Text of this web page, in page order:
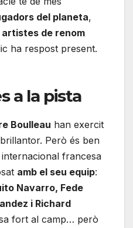
del planeta,
artistes de renom
ha respost present.
a la pista
Boulleau han exercit
Però és ben
internacional francesa
amb el seu equip:
Navarro, Fede
i Richard
fort al camp… però